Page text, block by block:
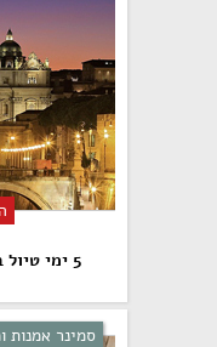
5 ימי
סמינר אמנות